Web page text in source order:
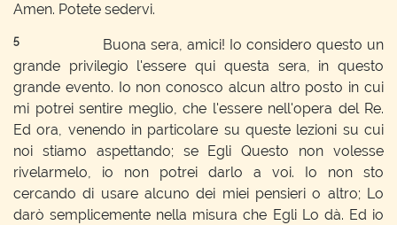
Amen. Potete sedervi.
5
Buona sera, amici! Io considero questo un
grande privilegio l'essere qui questa sera, in questo
grande evento. Io non conosco alcun altro posto in cui
mi potrei sentire meglio, che l'essere nell'opera del Re.
Ed ora, venendo in particolare su queste lezioni su cui
noi stiamo aspettando; se Egli Questo non volesse
rivelarmelo, io non potrei darlo a voi. Io non sto
cercando di usare alcuno dei miei pensieri o altro; Lo
darò semplicemente nella misura che Egli Lo dà. Ed io